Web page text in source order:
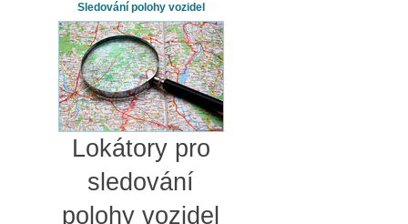
Sledování polohy vozidel
Lokátory pro
sledování
polohy vozidel